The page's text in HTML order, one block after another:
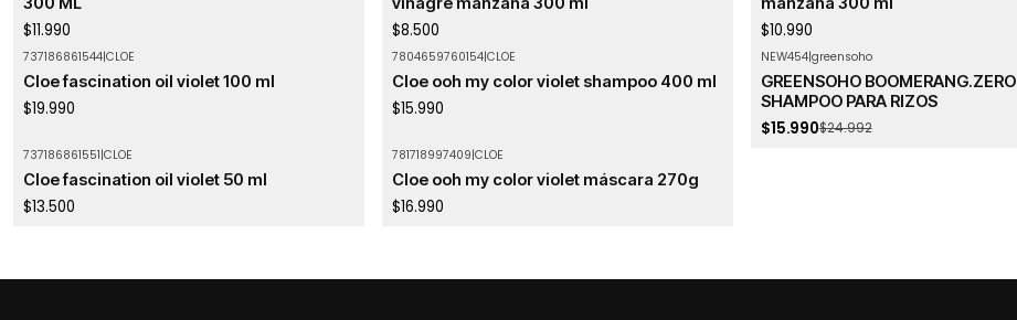
$11.990 $8.500 $10.990
737186861544|CLOE
Cloe fascination oil violet 100 ml
$19.990
7804659760154|CLOE
Cloe ooh my color violet shampoo 400 ml
$15.990
OFF
NEW454|greensoho
GREENSOHO BOOMERANG.ZERO
SHAMPOO PARA RIZOS
$15.990$24.992
737186861551|CLOE
Cloe fascination oil violet 50 ml
$13.500
781718997409|CLOE
Cloe ooh my color violet máscara 270g
$16.990